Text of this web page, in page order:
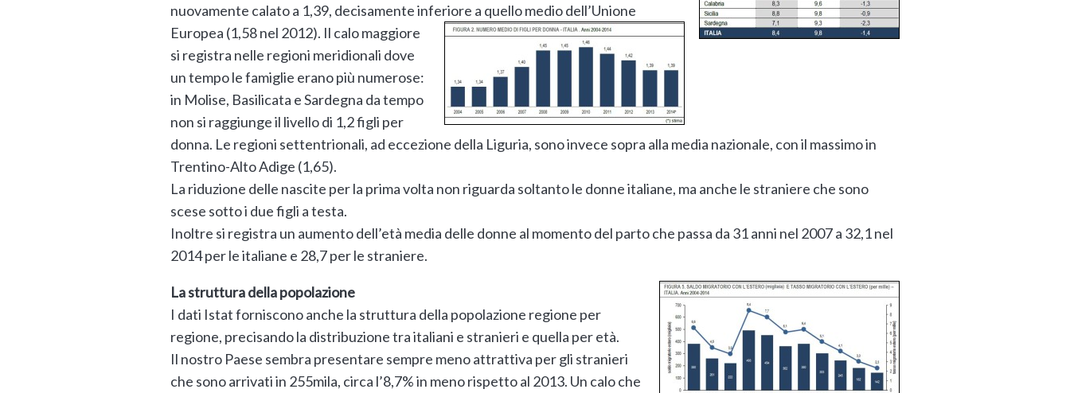
nuovamente calato a 1,39, decisamente inferiore a quello medio dell’Unione
Europea (1,58 nel 2012). Il calo maggiore
si registra nelle regioni meridionali dove
un tempo le famiglie erano più numerose:
in Molise, Basilicata e Sardegna da tempo
non si raggiunge il livello di 1,2 figli per
donna. Le regioni settentrionali, ad eccezione della Liguria, sono invece sopra alla media nazionale, con il massimo in
Trentino-Alto Adige (1,65).
La riduzione delle nascite per la prima volta non riguarda soltanto le donne italiane, ma anche le straniere che sono
scese sotto i due figli a testa.
Inoltre si registra un aumento dell’età media delle donne al momento del parto che passa da 31 anni nel 2007 a 32,1 nel
2014 per le italiane e 28,7 per le straniere.
La struttura della popolazione
I dati Istat forniscono anche la struttura della popolazione regione per
regione, precisando la distribuzione tra italiani e stranieri e quella per età.
Il nostro Paese sembra presentare sempre meno attrattiva per gli stranieri
che sono arrivati in 255mila, circa l’8,7% in meno rispetto al 2013. Un calo che